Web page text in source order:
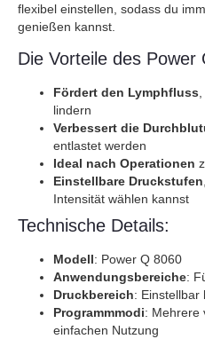
flexibel einstellen, sodass du
genießen kannst.
Die Vorteile des Power
Fördert den Lymphfluss
lindern
Verbessert die
entlastet werden
Ideal nach Operationen
Einstellbare Druckstufen
Intensität wählen kannst
Technische Details:
Modell: Power Q 8060
Anwendungsbereiche:
Druckbereich: Einstellbar
Programmmodi: Mehrere
einfachen Nutzung